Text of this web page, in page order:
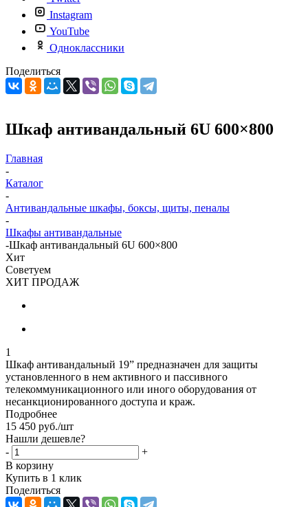
Instagram
YouTube
Одноклассники
Поделиться
Шкаф антивандальный 6U 600×800
Главная
-
Каталог
-
Антивандальные шкафы, боксы, щиты, пеналы
-
Шкафы антивандальные
-Шкаф антивандальный 6U 600×800
Хит
Советуем
ХИТ ПРОДАЖ
1
Шкаф антивандальный 19” предназначен для защиты
установленного в нем активного и пассивного
телекоммуникационного или иного оборудования от
несанкционированного доступа и краж.
Подробнее
15 450 руб./шт
Нашли дешевле?
-
+
В корзину
Купить в 1 клик
Поделиться